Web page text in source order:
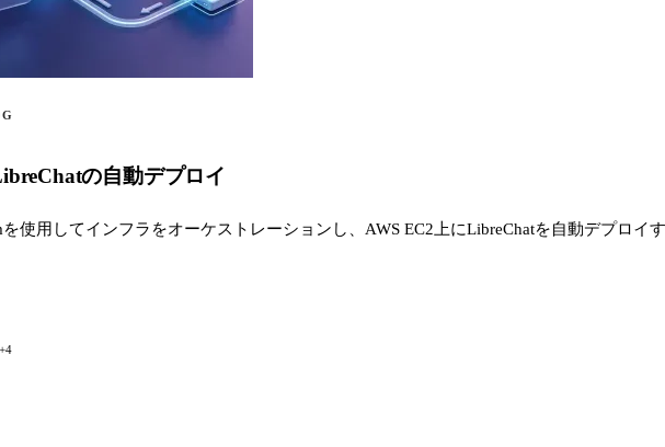
の自動デプロイ
使用してインフラをオーケストレーションし、AWS EC2上にLibreChatを自動デプロイ
+4